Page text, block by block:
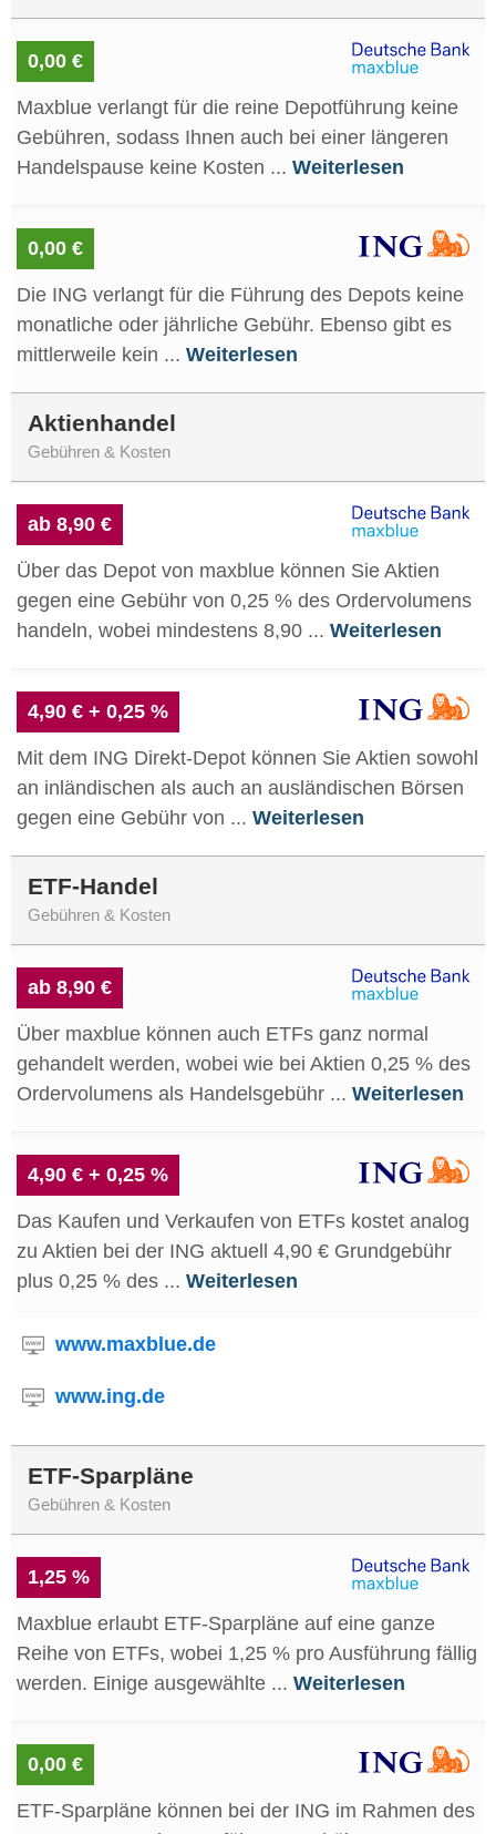
0,00 €
Maxblue verlangt für die reine Depotführung keine
Gebühren, sodass Ihnen auch bei einer längeren
Handelspause keine Kosten ... Weiterlesen
0,00 €
Die ING verlangt für die Führung des Depots keine
monatliche oder jährliche Gebühr. Ebenso gibt es
mittlerweile kein ... Weiterlesen
Aktienhandel
Gebühren & Kosten
ab 8,90 €
Über das Depot von maxblue können Sie Aktien
gegen eine Gebühr von 0,25 % des Ordervolumens
handeln, wobei mindestens 8,90 ... Weiterlesen
4,90 € + 0,25 %
Mit dem ING Direkt-Depot können Sie Aktien sowohl
an inländischen als auch an ausländischen Börsen
gegen eine Gebühr von ... Weiterlesen
ETF-Handel
Gebühren & Kosten
ab 8,90 €
Über maxblue können auch ETFs ganz normal
gehandelt werden, wobei wie bei Aktien 0,25 % des
Ordervolumens als Handelsgebühr ... Weiterlesen
4,90 € + 0,25 %
Das Kaufen und Verkaufen von ETFs kostet analog
zu Aktien bei der ING aktuell 4,90 € Grundgebühr
plus 0,25 % des ... Weiterlesen
www.maxblue.de
www.ing.de
ETF-Sparpläne
Gebühren & Kosten
1,25 %
Maxblue erlaubt ETF-Sparpläne auf eine ganze
Reihe von ETFs, wobei 1,25 % pro Ausführung fällig
werden. Einige ausgewählte ... Weiterlesen
0,00 €
ETF-Sparpläne können bei der ING im Rahmen des